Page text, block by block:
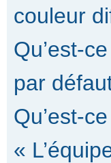
couleur
Qu’est-
par
Qu’est-
«